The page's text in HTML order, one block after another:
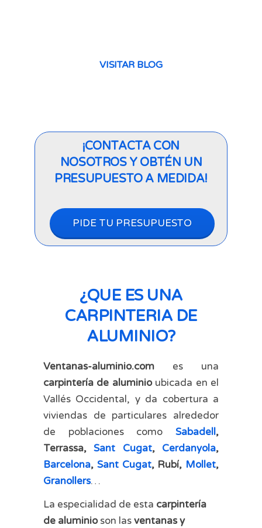
VISITAR BLOG
¡CONTACTA CON
NOSOTROS Y OBTÉN UN
PRESUPUESTO A MEDIDA!
PIDE TU PRESUPUESTO
¿QUE ES UNA
CARPINTERIA DE
ALUMINIO?
Ventanas-aluminio.com es una
carpintería de aluminioubicada en el
Vallés Occidental, y da cobertura a
viviendas de particulares alrededor
de poblaciones como Sabadell,
Terrassa,Sant Cugat, Cerdanyola,
Barcelona, Sant Cugat, Rubí, Mollet,
Granollers…
La especialidad de esta carpintería
de aluminioson lasventanas y